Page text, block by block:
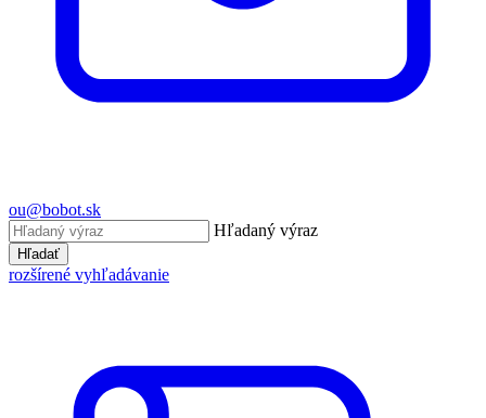
ou@bobot.sk
Hľadaný výraz
Hľadať
rozšírené vyhľadávanie